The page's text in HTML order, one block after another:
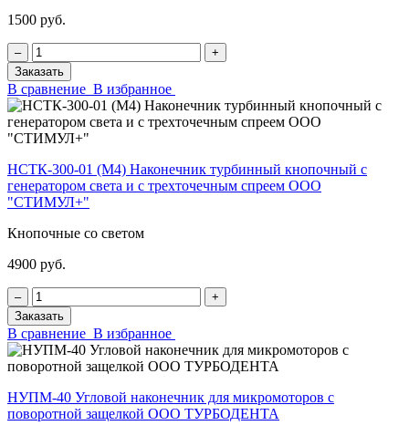
1500 руб.
‒
+
Заказать
В сравнение В избранное
НСТК-300-01 (М4) Наконечник турбинный кнопочный с
генератором света и с трехточечным спреем ООО
"СТИМУЛ+"
Кнопочные со светом
4900 руб.
‒
+
Заказать
В сравнение В избранное
НУПМ-40 Угловой наконечник для микромоторов с
поворотной защелкой ООО ТУРБОДЕНТА